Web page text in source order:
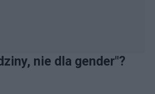
nie dla gender"?